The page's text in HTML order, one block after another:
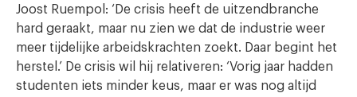
Joost Ruempol: ‘De crisis heeft de uitzendbranche
hard geraakt, maar nu zien we dat de industrie weer
meer tijdelijke arbeidskrachten zoekt. Daar begint het
herstel.’ De crisis wil hij relativeren: ‘Vorig jaar hadden
studenten iets minder keus, maar er was nog altijd